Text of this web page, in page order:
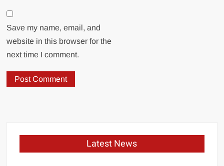
Save my name, email, and
website in this browser for the
next time I comment.
Latest News